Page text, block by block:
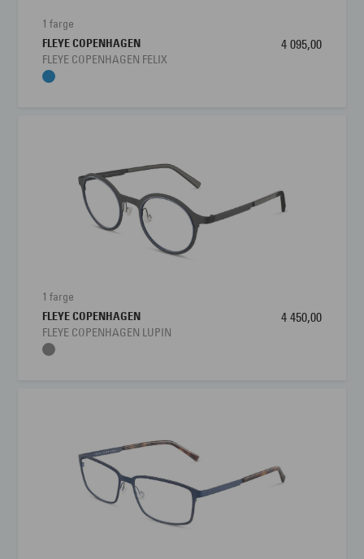
1 farge
FLEYE COPENHAGEN
FLEYE COPENHAGEN FELIX
4 095,00
1 farge
FLEYE COPENHAGEN
FLEYE COPENHAGEN LUPIN
4 450,00